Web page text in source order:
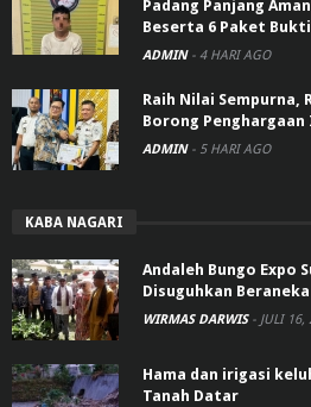
Padang Panjang
Beserta 6 Paket Bukti
ADMIN - 4 HARI AGO
Raih Nilai Sempurna,
Borong Penghargaan
ADMIN - 5 HARI AGO
KABA NAGARI
Andaleh Bungo Expo
Disuguhkan
WIRMAS DARWIS - JULI 16,
Hama dan irigasi
Tanah Datar